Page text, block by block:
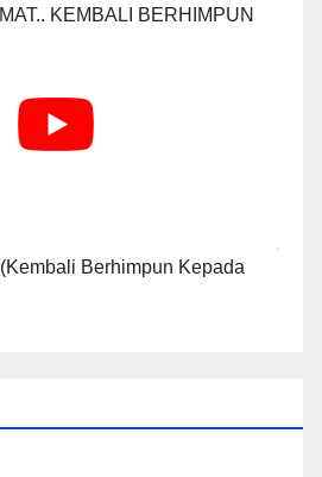
(Kembali Berhimpun Kepada